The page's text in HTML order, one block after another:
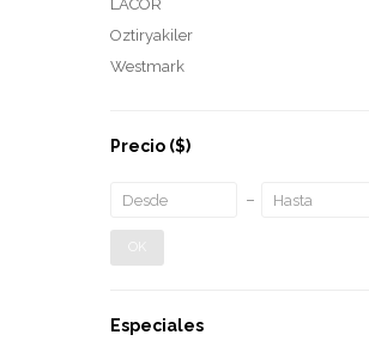
LACOR
Oztiryakiler
Westmark
Precio ($)
Especiales